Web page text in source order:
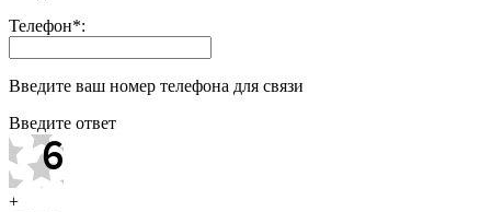
Телефон*:
Введите ваш номер телефона для связи
Введите ответ
+